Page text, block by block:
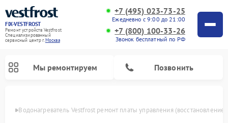
FIX-VESTFROST
Ремонт устройств Vestfrost
Специализированный
cервисный центр г.Москва
+7 (495) 023-73-25
Ежедневно с 9:00 до 21:00
+7 (800) 100-33-26
Звонок бесплатный по РФ
Мы ремонтируем Позвонить
Водонагреватель Vestfrost ремонт платы управления (восстановление)